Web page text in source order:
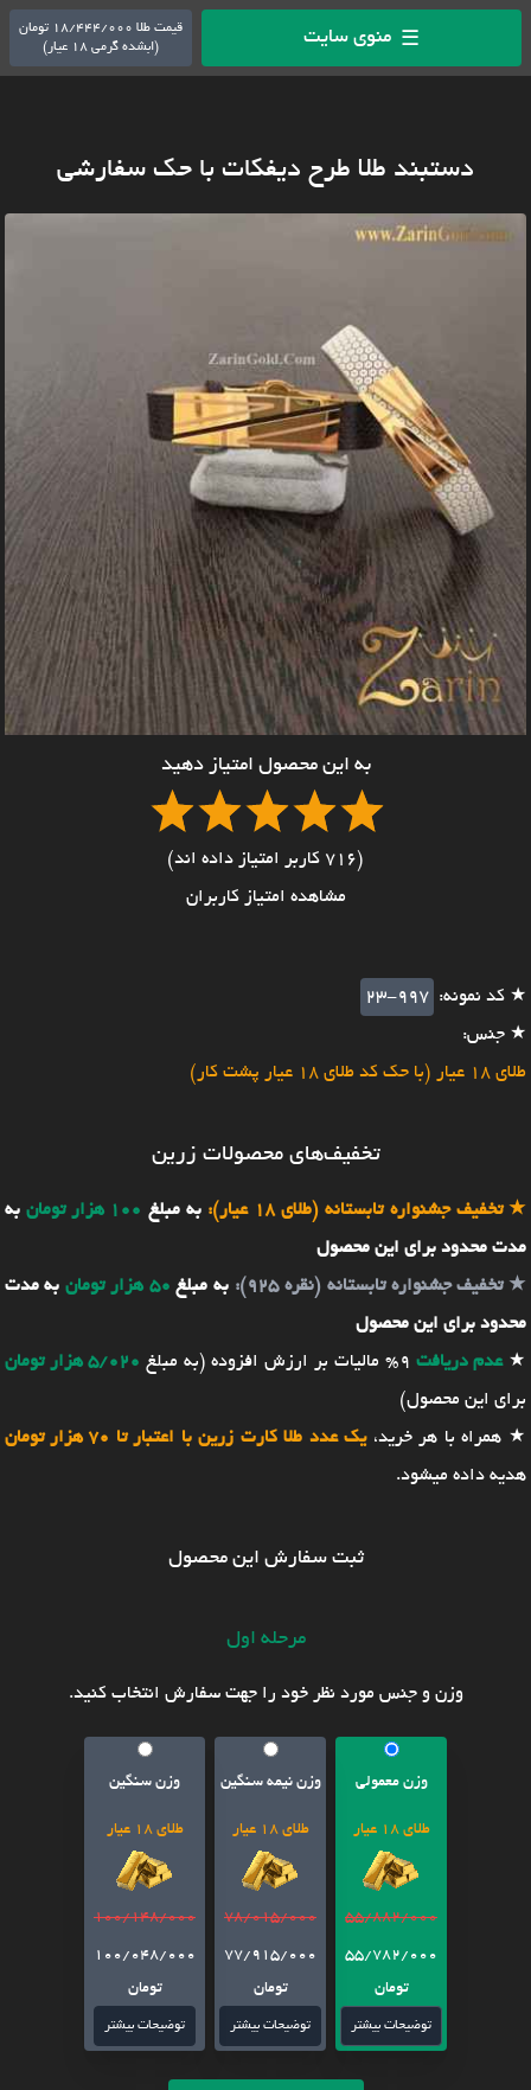
☰ منوی سایت
قیمت طلا 18/444/000 تومان
(ابشده گرمی 18 عیار)
دستبند طلا طرح دیفکات با حک سفارشی
به این محصول امتیاز دهید
(716 کاربر امتیاز داده اند)
مشاهده امتیاز کاربران
★ کد نمونه: 23-997
★ جنس:
طلای 18 عیار (با حک کد طلای 18 عیار پشت کار)
تخفیف‌های محصولات زرین
★تخفیف جشنواره تابستانه (طلای 18 عیار): به مبلغ 100 هزار تومان
به
مدت محدود برای این محصول
★تخفیف جشنواره تابستانه (نقره 925): به مبلغ 50 هزار تومان
به مدت
محدود برای این محصول
★عدم دریافت 9% مالیات بر ارزش افزوده (به مبلغ
5/020 هزار تومان
برای این محصول)
★ همراه با هر خرید،یک عدد طلا کارت زرین با اعتبار تا 70 هزار تومان
هدیه داده میشود.
ثبت سفارش این محصول
مرحله اول
وزن و جنس مورد نظر خود را جهت سفارش انتخاب کنید.
وزن معمولی
طلای 18 عیار
55/882/000
55/782/000
تومان
توضیحات بیشتر
وزن نیمه سنگین
طلای 18 عیار
78/015/000
77/915/000
تومان
توضیحات بیشتر
وزن سنگین
طلای 18 عیار
100/148/000
100/048/000
تومان
توضیحات بیشتر